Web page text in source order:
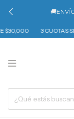
$30,000 3 CUOTAS